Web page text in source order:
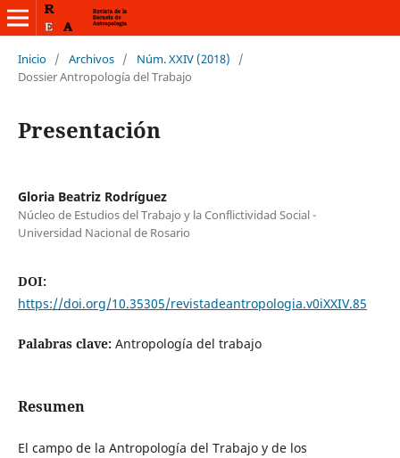
Inicio / Archivos / Núm. XXIV (2018)
/
Dossier Antropología del Trabajo
Presentación
Gloria Beatriz Rodríguez
Núcleo de Estudios del Trabajo y la Conflictividad Social -
Universidad Nacional de Rosario
DOI:
https://doi.org/10.35305/revistadeantropologia.v0iXXIV.85
Palabras clave: Antropología del trabajo
Resumen
El campo de la Antropología del Trabajo y de los